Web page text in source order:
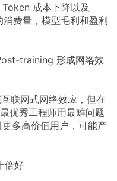
Token 成本下降以及
费量，模型毛利和盈利
training 形成网络效
联网式网络效应，但在
优秀工程师用最难问题
多高价值用户，可能产
倍好